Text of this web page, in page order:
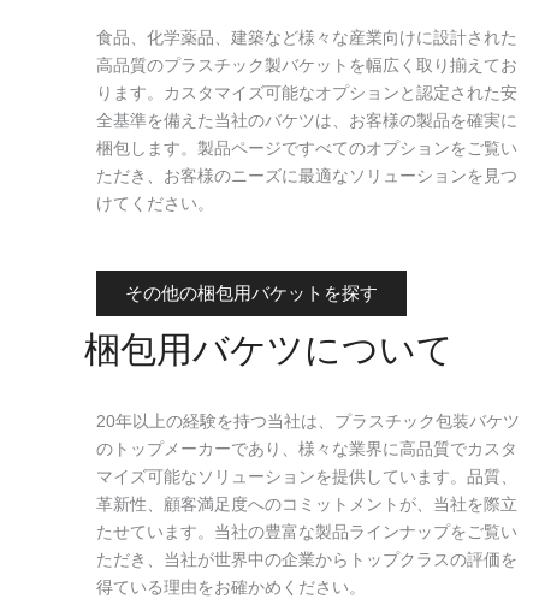
食品、化学薬品、建築など様々な産業向けに設計された
高品質のプラスチック製バケットを幅広く取り揃えてお
ります。カスタマイズ可能なオプションと認定された安
全基準を備えた当社のバケツは、お客様の製品を確実に
梱包します。製品ページですべてのオプションをご覧い
ただき、お客様のニーズに最適なソリューションを見つ
けてください。
その他の梱包用バケットを探す
梱包用バケツについて
20年以上の経験を持つ当社は、プラスチック包装バケツ
のトップメーカーであり、様々な業界に高品質でカスタ
マイズ可能なソリューションを提供しています。品質、
革新性、顧客満足度へのコミットメントが、当社を際立
たせています。当社の豊富な製品ラインナップをご覧い
ただき、当社が世界中の企業からトップクラスの評価を
得ている理由をお確かめください。